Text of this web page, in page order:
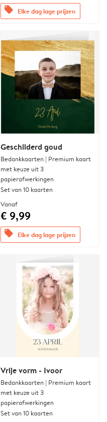
offers Elke dag lage prijzen
Geschilderd goud
Bedankkaarten | Premium kaart
met keuze uit 3
papierafwerkingen
Set van 10 kaarten
Vanaf
€ 9,99
offers Elke dag lage prijzen
Vrije vorm - Ivoor
Bedankkaarten | Premium kaart
met keuze uit 3
papierafwerkingen
Set van 10 kaarten